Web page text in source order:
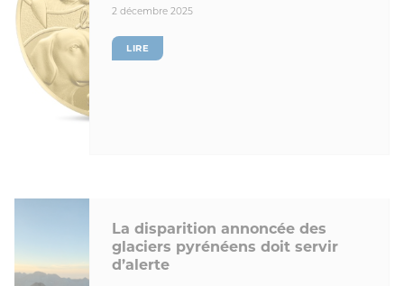
2 décembre 2025
LIRE
La disparition annoncée des
glaciers pyrénéens doit servir
d’alerte